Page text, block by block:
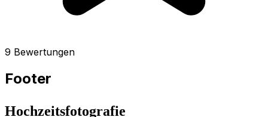
9 Bewertungen
Footer